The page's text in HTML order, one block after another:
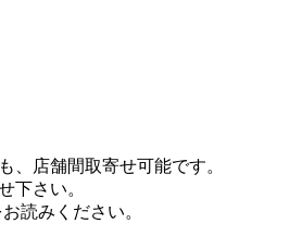
、店舗間取寄せ可能です。
下さい。
読みください。